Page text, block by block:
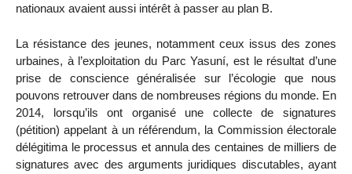
nationaux avaient aussi intérêt à passer au plan B.
La résistance des jeunes, notamment ceux issus des zones
urbaines, à l’exploitation du Parc Yasuní, est le résultat d’une
prise de conscience généralisée sur l’écologie que nous
pouvons retrouver dans de nombreuses régions du monde. En
2014, lorsqu’ils ont organisé une collecte de signatures
(pétition) appelant à un référendum, la Commission électorale
délégitima le processus et annula des centaines de milliers de
signatures avec des arguments juridiques discutables, ayant